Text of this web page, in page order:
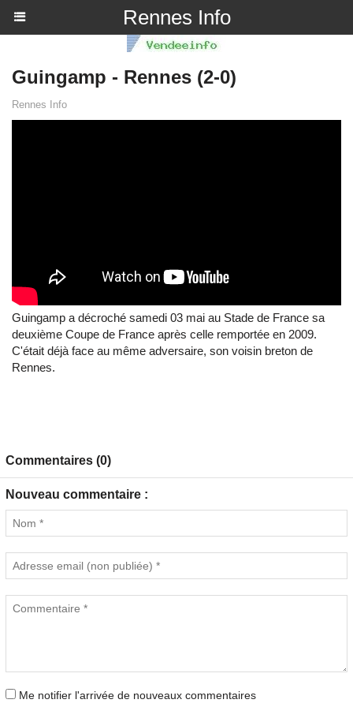
Rennes Info
Guingamp - Rennes (2-0)
Rennes Info
Guingamp a décroché samedi 03 mai au Stade de France sa
deuxième Coupe de France après celle remportée en 2009.
C'était déjà face au même adversaire, son voisin breton de
Rennes.
Commentaires (0)
Nouveau commentaire :
Me notifier l'arrivée de nouveaux commentaires